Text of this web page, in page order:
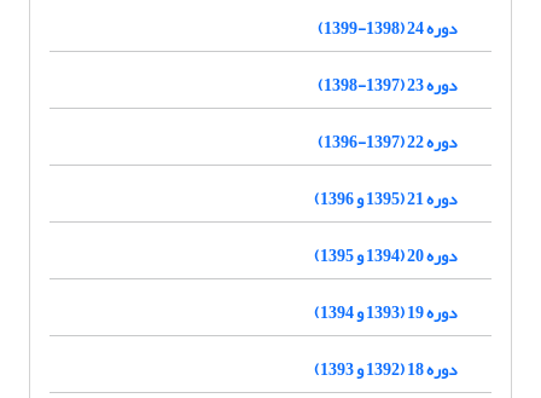
دوره 24 (1398-1399)
دوره 23 (1397-1398)
دوره 22 (1397-1396)
دوره 21 (1395 و 1396)
دوره 20 (1394 و 1395)
دوره 19 (1393 و 1394)
دوره 18 (1392 و 1393)